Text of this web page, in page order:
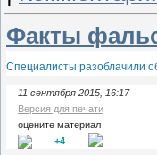
Факты
Специалисты разоблачили
11 сентября 2015, 16:17
Версия для печати
оцените материал
+4